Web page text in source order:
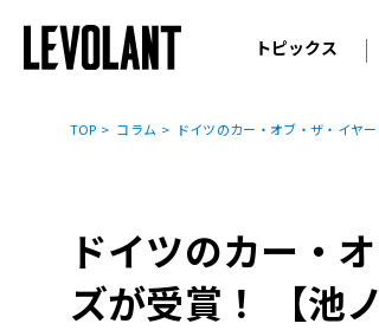
トピックス
ニュース
TOP コラム ドイツのカー・オブ・ザ・イヤ
ドイツのカー・
ズが受賞！ 【池